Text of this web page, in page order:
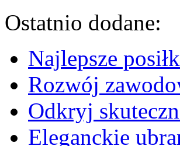
Ostatnio dodane:
Najlepsze
Rozwój
Odkryj
Eleganckie